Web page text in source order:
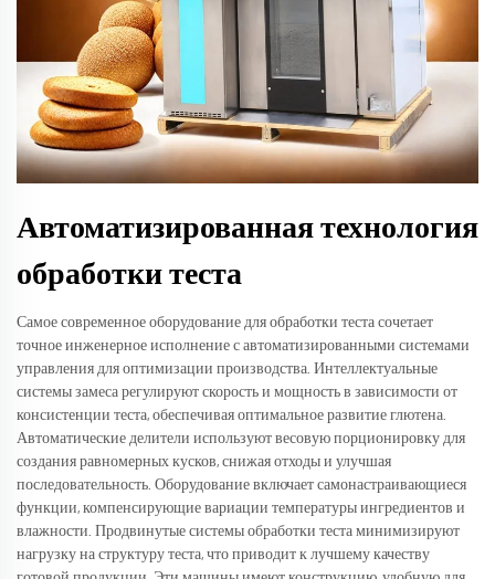
Автоматизированная технология
обработки теста
Самое современное оборудование для обработки теста сочетает
точное инженерное исполнение с автоматизированными системами
управления для оптимизации производства. Интеллектуальные
системы замеса регулируют скорость и мощность в зависимости от
консистенции теста, обеспечивая оптимальное развитие глютена.
Автоматические делители используют весовую порционировку для
создания равномерных кусков, снижая отходы и улучшая
последовательность. Оборудование включает самонастраивающиеся
функции, компенсирующие вариации температуры ингредиентов и
влажности. Продвинутые системы обработки теста минимизируют
нагрузку на структуру теста, что приводит к лучшему качеству